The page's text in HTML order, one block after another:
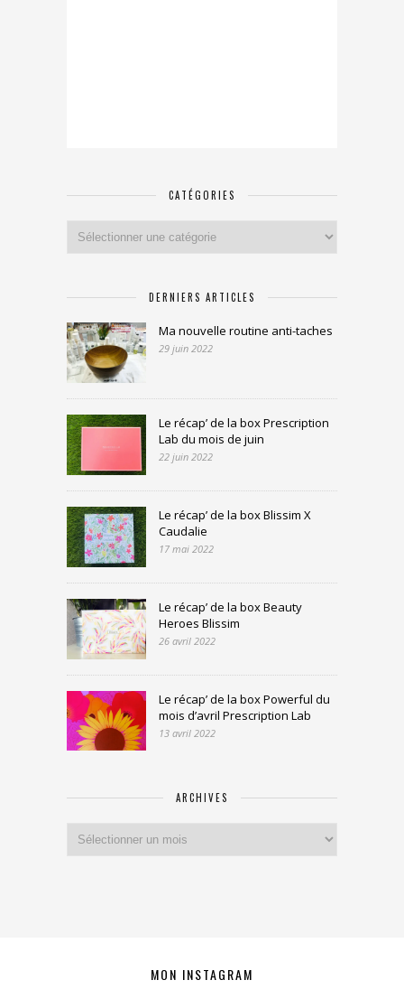
CATÉGORIES
DERNIERS ARTICLES
Ma nouvelle routine anti-taches
29 juin 2022
Le récap’ de la box Prescription
Lab du mois de juin
22 juin 2022
Le récap’ de la box Blissim X
Caudalie
17 mai 2022
Le récap’ de la box Beauty
Heroes Blissim
26 avril 2022
Le récap’ de la box Powerful du
mois d’avril Prescription Lab
13 avril 2022
ARCHIVES
MON INSTAGRAM